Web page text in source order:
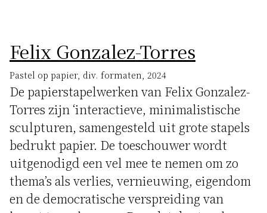
Felix Gonzalez-Torres
Pastel op papier, div. formaten, 2024
De papierstapelwerken van Felix Gonzalez-
Torres zijn ‘interactieve, minimalistische
sculpturen, samengesteld uit grote stapels
bedrukt papier. De toeschouwer wordt
uitgenodigd een vel mee te nemen om zo
thema’s als verlies, vernieuwing, eigendom
en de democratische verspreiding van